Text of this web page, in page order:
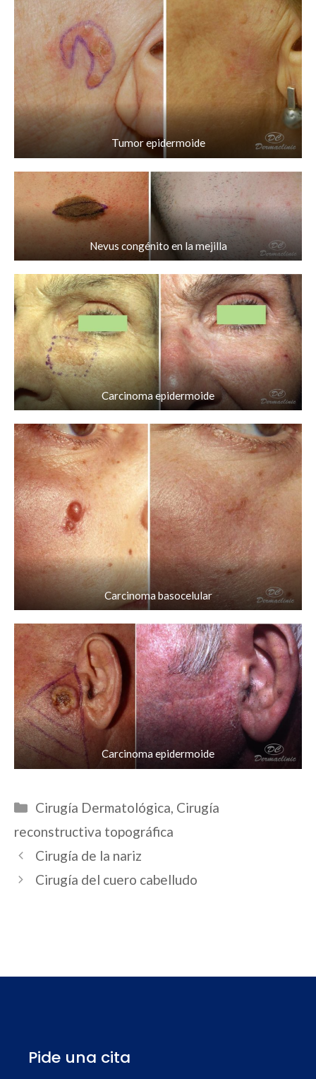
Tumor epidermoide
Nevus congénito en la mejilla
Carcinoma epidermoide
Carcinoma basocelular
Carcinoma epidermoide
Categorías
Cirugía Dermatológica, Cirugía
reconstructiva topográfica
Navegación
de
entradas
Cirugía de la nariz
Cirugía del cuero cabelludo
Pide una cita